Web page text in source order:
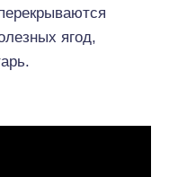
ягод,